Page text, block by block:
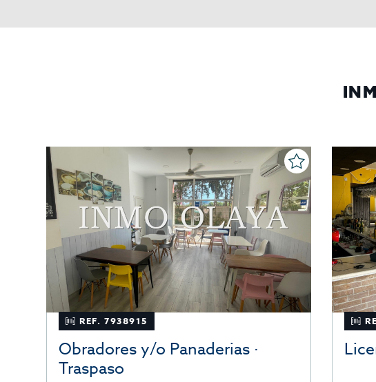
REF. 7938915
Obradores y/o Panaderias ·
Traspaso